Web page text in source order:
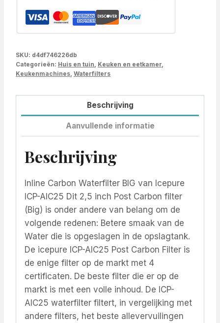
SKU: d4df746226db
Categorieën: Huis en tuin Keuken en eetkamer
Keukenmachines Waterfilters
Beschrijving
Aanvullende informatie
Beschrijving
Inline Carbon Waterfilter BIG van Icepure
ICP-AIC25 Dit 2,5 inch Post Carbon filter
(Big) is onder andere van belang om de
volgende redenen: Betere smaak van de
Water die is opgeslagen in de opslagtank.
De icepure ICP-AIC25 Post Carbon Filter is
de enige filter op de markt met 4
certificaten. De beste filter die er op de
markt is met een volle inhoud. De ICP-
AIC25 waterfilter filtert, in vergelijking met
andere filters, het beste allevervuilingen